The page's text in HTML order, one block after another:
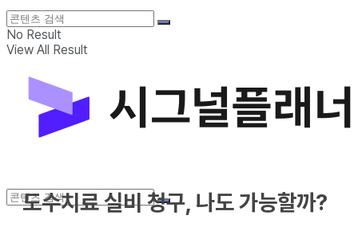
No Result
View All Result
도수치료 실비 청구, 나도 가능할까?